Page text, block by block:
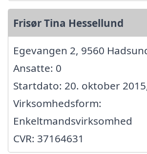
Frisør Tina Hessellund
Egevangen 2, 9560
Ansatte: 0
Startdato: 20. oktober
Virksomhedsform:
Enkeltmandsvirksomhed
CVR: 37164631